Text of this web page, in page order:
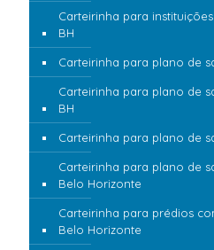
Carteirinha para
BH
Carteirinha para plano de
Carteirinha para plano de
BH
Carteirinha para plano de
Carteirinha para plano de
Belo Horizonte
Carteirinha para prédios
Belo Horizonte